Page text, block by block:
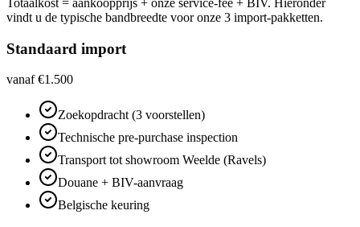
Totaalkost = aankoopprijs + onze service-fee + BIV. Hieronder
vindt u de typische bandbreedte voor onze 3 import-pakketten.
Standaard import
vanaf €1.500
Zoekopdracht (3 voorstellen)
Technische pre-purchase inspection
Transport tot showroom Weelde (Ravels)
Douane + BIV-aanvraag
Belgische keuring